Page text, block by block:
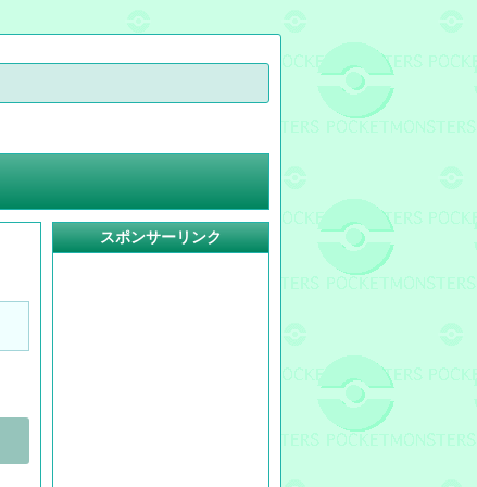
スポンサーリンク